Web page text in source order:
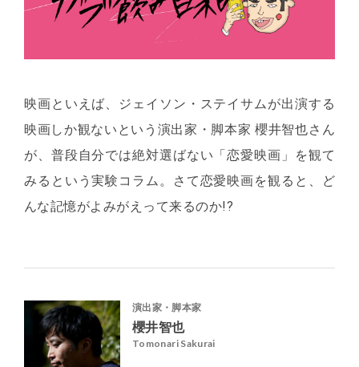
映画といえば、ジェイソン・ステイサムが出演する
映画しか観ないという演出家・脚本家 櫻井智也さん
が、普段自分では絶対選ばない「恋愛映画」を観て
みるという実験コラム。さて恋愛映画を観ると、ど
んな記憶がよみがえって来るのか!?
演出家・脚本家
櫻井智也
Tomonari Sakurai